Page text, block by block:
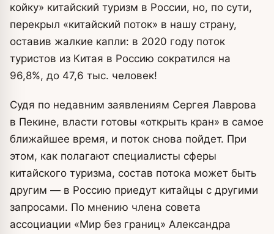
койку» китайский туризм в России, но, по сути,
перекрыл «китайский поток» в нашу страну,
оставив жалкие капли: в 2020 году поток
туристов из Китая в Россию сократился на
96,8%, до 47,6 тыс. человек!
Судя по недавним заявлениям Сергея Лаврова
в Пекине, власти готовы «открыть кран» в самое
ближайшее время, и поток снова пойдет. При
этом, как полагают специалисты сферы
китайского туризма, состав потока может быть
другим — в Россию приедут китайцы с другими
запросами. По мнению члена совета
ассоциации «Мир без границ» Александра